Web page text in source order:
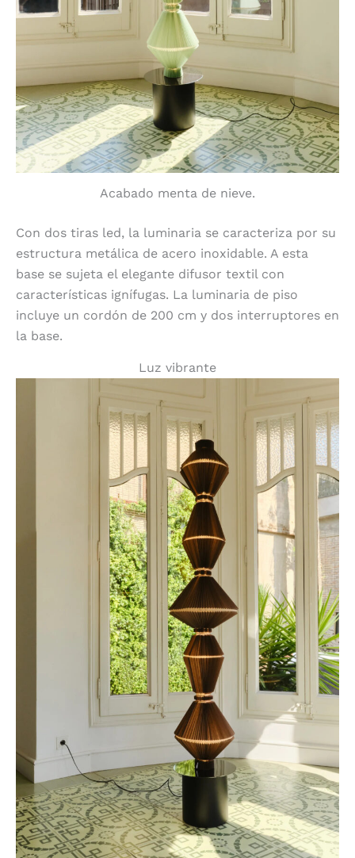
Acabado menta de nieve.
Con dos tiras led, la luminaria se caracteriza por su
estructura metálica de acero inoxidable. A esta
base se sujeta el elegante difusor textil con
características ignífugas. La luminaria de piso
incluye un cordón de 200 cm y dos interruptores en
la base.
Luz vibrante